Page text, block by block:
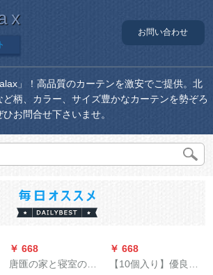
お問い合わせ
」！高品質のカーテンを激安でご提供。北
柄、カラー、サイズ豊かなカーテンを勢ぞろ
お問合せ下さいませ。
￥ 668
唐匯の家と寝室のス
￥ 668
【10個入り】優良品